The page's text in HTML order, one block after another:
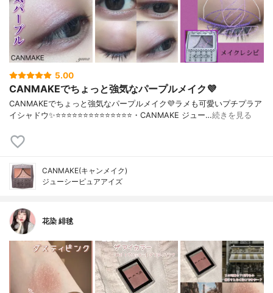
5.00
CANMAKEでちょっと強気なパープルメイク💜
CANMAKEでちょっと強気なパープルメイク💜ラメも可愛いプチプラア
イシャドウ✨⭐️⭐️⭐️⭐️⭐️⭐️⭐️⭐️⭐️⭐️⭐️⭐️⭐️⭐️・CANMAKE ジュー…続きを見る
CANMAKE(キャンメイク)
ジューシーピュアアイズ
花染 緋毬